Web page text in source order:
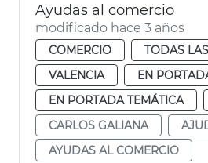
Ayudas al comercio
modificado hace 3 años
COMERCIO
TODAS
VALENCIA
EN
EN PORTADA TEMÁTICA
CARLOS GALIANA
AYUDAS AL COMERCIO